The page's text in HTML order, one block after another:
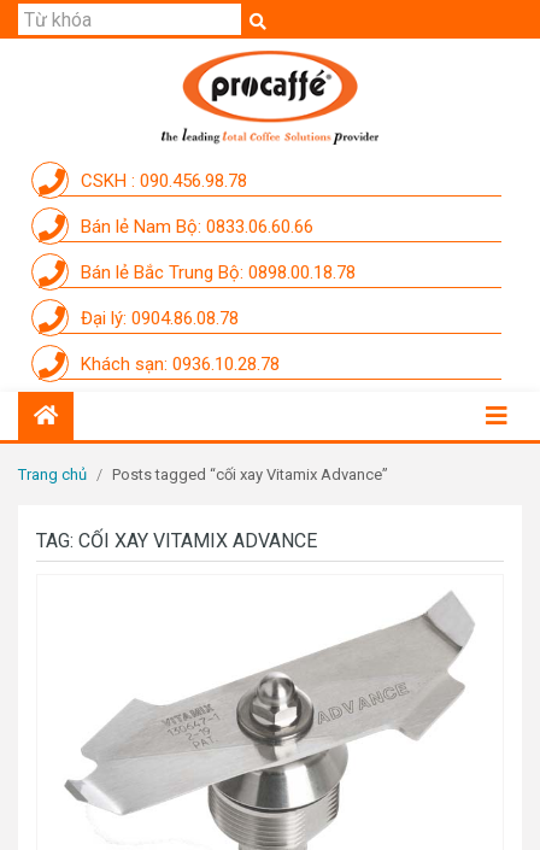
CSKH : 090.456.98.78
Bán lẻ Nam Bộ: 0833.06.60.66
Bán lẻ Bắc Trung Bộ: 0898.00.18.78
Đại lý: 0904.86.08.78
Khách sạn: 0936.10.28.78
DỊCH VỤ
CẨM NANG
THÀNH VIÊN PROCAFFE
KHUYẾN MÃI
SỰ KIỆN THƯƠNG HIỆU
LIÊN HỆ
Trang chủ / Posts tagged “cối xay Vitamix Advance”
TAG: CỐI XAY VITAMIX ADVANCE